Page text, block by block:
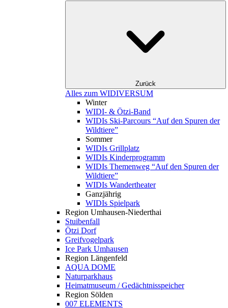
Zurück
Alles zum WIDIVERSUM
Winter
WIDI- & Ötzi-Band
WIDIs Ski-Parcours “Auf den Spuren der
Wildtiere”
Sommer
WIDIs Grillplatz
WIDIs Kinderprogramm
WIDIs Themenweg “Auf den Spuren der
Wildtiere”
WIDIs Wandertheater
Ganzjährig
WIDIs Spielpark
Region Umhausen-Niederthai
Stuibenfall
Ötzi Dorf
Greifvogelpark
Ice Park Umhausen
Region Längenfeld
AQUA DOME
Naturparkhaus
Heimatmuseum / Gedächtnisspeicher
Region Sölden
007 ELEMENTS